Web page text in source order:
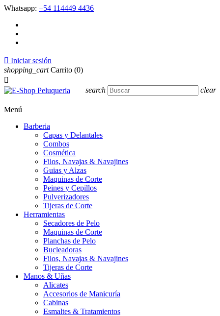
Whatsapp: +54 114449 4436
 Iniciar sesión
shopping_cart Carrito (0)

search
clear
Menú
Barberia
Capas y Delantales
Combos
Cosmética
Filos, Navajas & Navajines
Guias y Alzas
Maquinas de Corte
Peines y Cepillos
Pulverizadores
Tijeras de Corte
Herramientas
Secadores de Pelo
Maquinas de Corte
Planchas de Pelo
Bucleadoras
Filos, Navajas & Navajines
Tijeras de Corte
Manos & Uñas
Alicates
Accesorios de Manicuría
Cabinas
Esmaltes & Tratamientos